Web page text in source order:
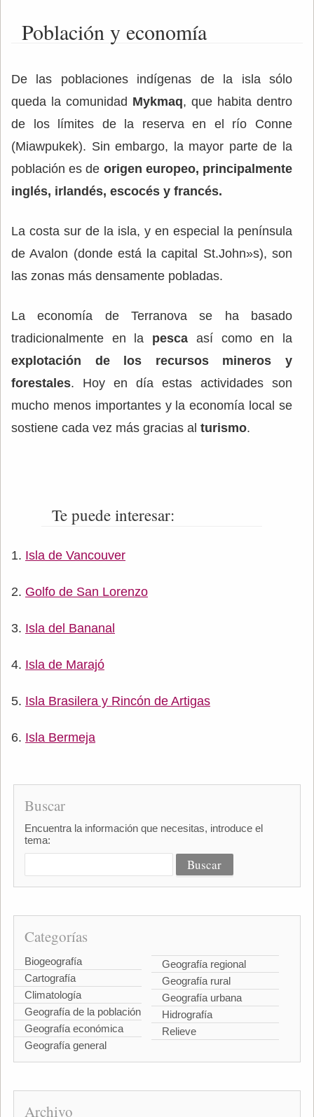
Población y economía
De las poblaciones indígenas de la isla sólo
queda la comunidad Mykmaq, que habita dentro
de los límites de la reserva en el río Conne
(Miawpukek). Sin embargo, la mayor parte de la
población es de origen europeo, principalmente
inglés, irlandés, escocés y francés.
La costa sur de la isla, y en especial la península
de Avalon (donde está la capital St.John»s), son
las zonas más densamente pobladas.
La economía de Terranova se ha basado
tradicionalmente en la pesca así como en la
explotación de los recursos mineros y
forestales. Hoy en día estas actividades son
mucho menos importantes y la economía local se
sostiene cada vez más gracias al turismo.
Te puede interesar:
Isla de Vancouver
Golfo de San Lorenzo
Isla del Bananal
Isla de Marajó
Isla Brasilera y Rincón de Artigas
Isla Bermeja
Buscar
Encuentra la información que necesitas, introduce el
tema:
Categorías
Biogeografía
Cartografía
Climatología
Geografía de la población
Geografía económica
Geografía general
Geografía regional
Geografía rural
Geografía urbana
Hidrografía
Relieve
Archivo